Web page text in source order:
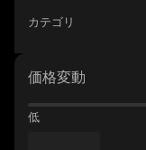
カテゴリ
価格変動
低